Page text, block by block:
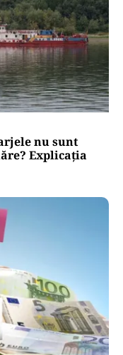
nu sunt
Explicația